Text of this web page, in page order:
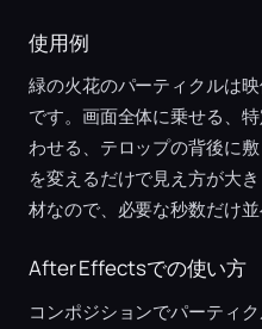
使用例
緑の火花のパーティクルは
です。画面全体に乗せる、
わせる、テロップの背後に
を変えるだけで見え方が大
材なので、必要な秒数だけ
After Effectsでの使い方
コンポジションでパーティ